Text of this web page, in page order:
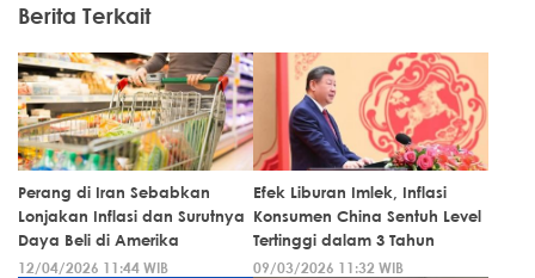
Berita Terkait
Perang di Iran Sebabkan
Lonjakan Inflasi dan Surutnya
Daya Beli di Amerika
12/04/2026 11:44 WIB
Efek Liburan Imlek, Inflasi
Konsumen China Sentuh Level
Tertinggi dalam 3 Tahun
09/03/2026 11:32 WIB